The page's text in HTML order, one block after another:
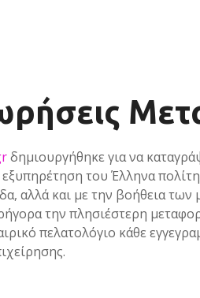
δημιουργήθηκε για να
του Έλληνα
αλλά και με την βοήθεια
την πλησιέστερη
πελατολόγιο κάθε